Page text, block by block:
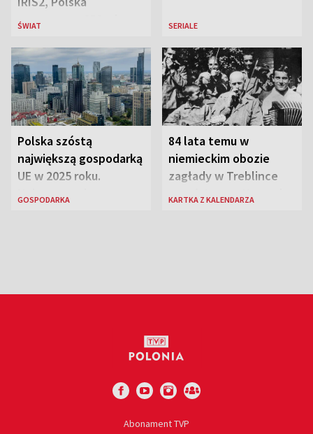
przeznaczy 656 mln
ŚWIAT SERIALE
Polska szóstą
największą gospodarką
UE w 2025 roku.
Najnowsze dane
GOSPODARKA
84 lata temu w
niemieckim obozie
zagłady w Treblince
zmarł Janusz Korczak
KARTKA Z KALENDARZA
Abonament TVP